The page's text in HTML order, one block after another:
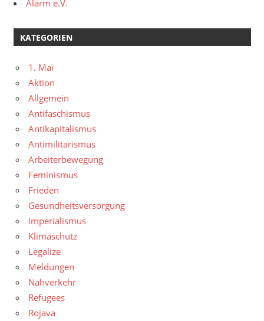
Alarm e.V.
KATEGORIEN
1. Mai
Aktion
Allgemein
Antifaschismus
Antikapitalismus
Antimilitarismus
Arbeiterbewegung
Feminismus
Frieden
Gesundheitsversorgung
Imperialismus
Klimaschutz
Legalize
Meldungen
Nahverkehr
Refugees
Rojava